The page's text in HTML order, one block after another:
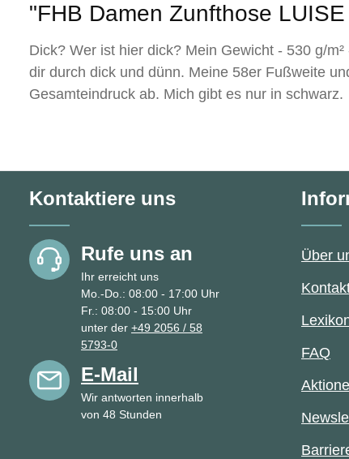
"FHB Damen Zunfthose
Dick? Wer ist hier dick? Mein Gewicht - 530 g/
dir durch dick und dünn. Meine 58er Fußweite
Gesamteindruck ab. Mich gibt es nur in schwarz.
Kontaktiere uns
Rufe uns an
Ihr erreicht uns
Mo.-Do.: 08:00 - 17:00 Uhr
Fr.: 08:00 - 15:00 Uhr
unter der +49 2056 / 58
5793-0
E-Mail
Wir antworten innerhalb
von 48 Stunden
Über
FAQ